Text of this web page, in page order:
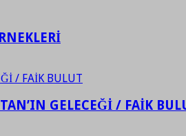
GELECEĞİ / FAİK